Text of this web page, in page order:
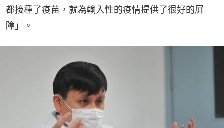
都接種了疫苗，就為輸入性的疫情提供了很好的屏
障」。